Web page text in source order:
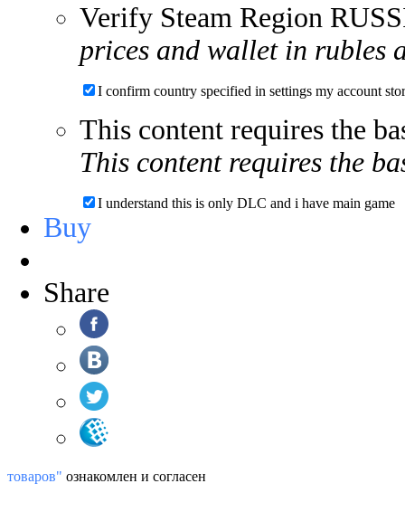
Verify Steam Region
prices and wallet in rubles
I confirm country specified in settings my account
This content requires the
This content requires the
I understand this is only DLC and i have main game
Buy
Share
товаров" ознакомлен и согласен